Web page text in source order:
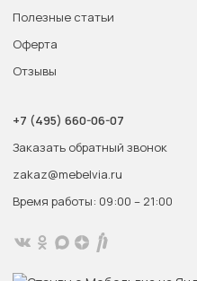
Полезные статьи
Оферта
Отзывы
+7 (495) 660-06-07
Заказать обратный звонок
zakaz@mebelvia.ru
Время работы: 09:00 – 21:00